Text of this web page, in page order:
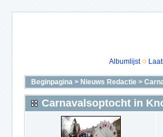
Albumlijst
Beginpagina > Nieuws Redactie >
Carnavalsoptocht in